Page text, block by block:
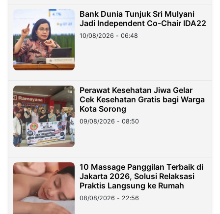
Bank Dunia Tunjuk Sri Mulyani
Jadi Independent Co-Chair IDA22
10/08/2026 - 06:48
Perawat Kesehatan Jiwa Gelar
Cek Kesehatan Gratis bagi Warga
Kota Sorong
09/08/2026 - 08:50
10 Massage Panggilan Terbaik di
Jakarta 2026, Solusi Relaksasi
Praktis Langsung ke Rumah
08/08/2026 - 22:56